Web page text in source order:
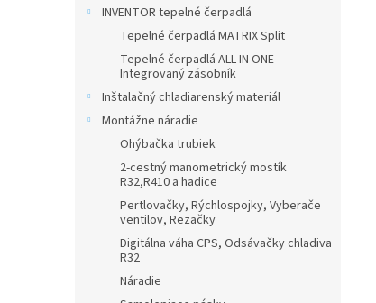
INVENTOR tepelné čerpadlá
Tepelné čerpadlá MATRIX Split
Tepelné čerpadlá ALL IN ONE –
Integrovaný zásobník
Inštalačný chladiarenský materiál
Montážne náradie
Ohýbačka trubiek
2-cestný manometrický mostík
R32,R410 a hadice
Pertlovačky, Rýchlospojky, Vyberače
ventilov, Rezačky
Digitálna váha CPS, Odsávačky chladiva
R32
Náradie